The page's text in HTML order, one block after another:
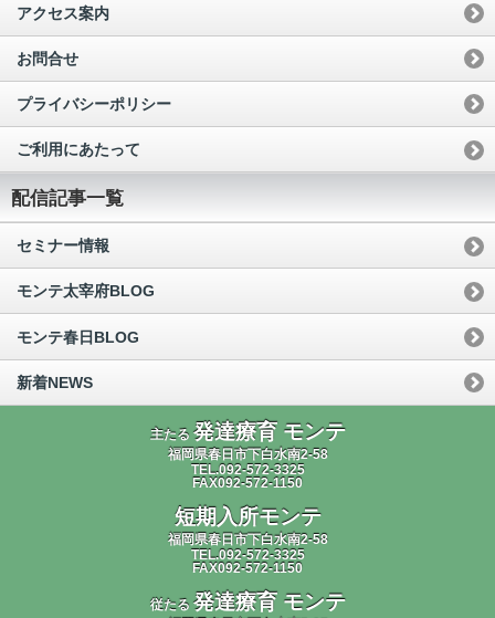
アクセス案内
お問合せ
プライバシーポリシー
ご利用にあたって
配信記事一覧
セミナー情報
モンテ太宰府BLOG
モンテ春日BLOG
新着NEWS
主たる 発達療育 モンテ
福岡県春日市下白水南2-58
TEL.092-572-3325
FAX092-572-1150
短期入所モンテ
福岡県春日市下白水南2-58
TEL.092-572-3325
FAX092-572-1150
従たる 発達療育 モンテ